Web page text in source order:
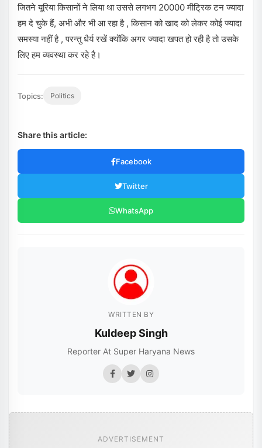
जितने यूरिया किसानों ने लिया था उससे लगभग 20000 मीट्रिक टन ज्यादा
हम दे चुके हैं, अभी और भी आ रहा है , किसान को खाद को लेकर कोई ज्यादा
समस्या नहीं है , परन्तु धैर्य रखें क्योंकि अगर ज्यादा खपत हो रही है तो उसके
लिए हम व्यवस्था कर रहे है।
Topics: Politics
Share this article:
Facebook
Twitter
WhatsApp
WRITTEN BY
Kuldeep Singh
Reporter At Super Haryana News
ADVERTISEMENT